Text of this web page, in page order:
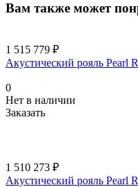
Вам также может
1 515 779 ₽
Акустический рояль Pearl
0
Нет в наличии
Заказать
1 510 273 ₽
Акустический рояль Pearl